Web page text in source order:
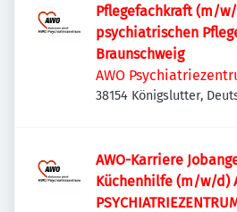
Pflegefachkraft (m/
psychiatrischen
Braunschweig
AWO
38154 Königslutter,
AWO-Karriere Jobangebote Küche
Küchenhilfe (m/w/d)